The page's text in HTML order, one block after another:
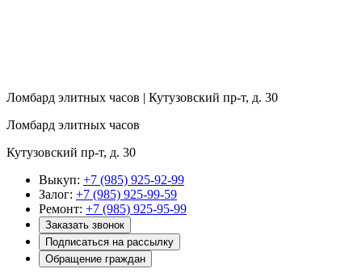
Ломбард элитных часов | Кутузовский пр-т, д. 30
Ломбард элитных часов
Кутузовский пр-т, д. 30
Выкуп: +7 (985) 925-92-99
Залог: +7 (985) 925-99-59
Ремонт: +7 (985) 925-95-99
Заказать звонок
Подписаться на рассылку
Обращение граждан